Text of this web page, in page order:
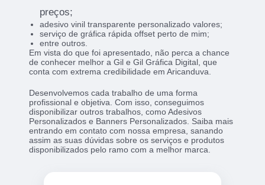
preços;
adesivo vinil transparente personalizado valores;
serviço de gráfica rápida offset perto de mim;
entre outros.
Em vista do que foi apresentado, não perca a chance
de conhecer melhor a Gil e Gil Gráfica Digital, que
conta com extrema credibilidade em Aricanduva.
Desenvolvemos cada trabalho de uma forma
profissional e objetiva. Com isso, conseguimos
disponibilizar outros trabalhos, como Adesivos
Personalizados e Banners Personalizados. Saiba mais
entrando em contato com nossa empresa, sanando
assim as suas dúvidas sobre os serviços e produtos
disponibilizados pelo ramo com a melhor marca.